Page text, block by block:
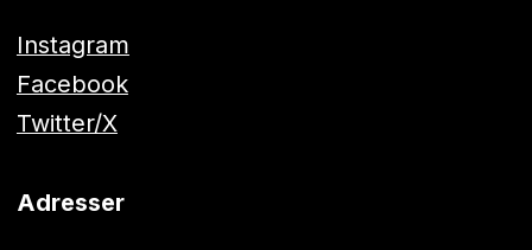
Instagram
Facebook
Twitter/X
Adresser